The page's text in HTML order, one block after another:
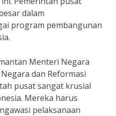
dalam
program pembangunan
Menteri Negara
dan Reformasi
pusat sangat krusial
Mereka harus
pelaksanaan